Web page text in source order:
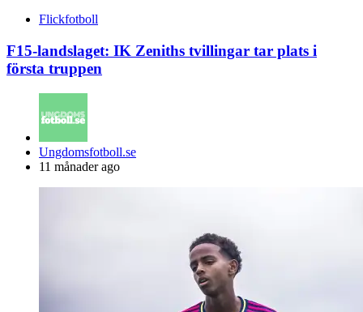
Flickfotboll
F15-landslaget: IK Zeniths tvillingar tar plats i
första truppen
Posted
by
Ungdomsfotboll.se
11 månader ago